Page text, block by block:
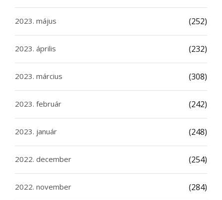
2023. május (252)
2023. április (232)
2023. március (308)
2023. február (242)
2023. január (248)
2022. december (254)
2022. november (284)